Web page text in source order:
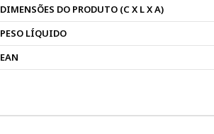
DIMENSÕES DO PRODUTO (C X L X A)
PESO LÍQUIDO
EAN